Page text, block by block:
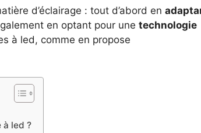
d’éclairage : tout d’abord en
en optant pour une technologie
à led, comme en propose
à led ?